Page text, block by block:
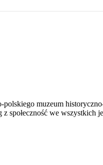
muzeum
społeczność we wszystkich